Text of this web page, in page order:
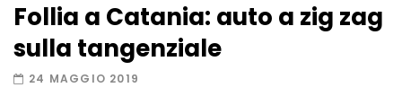
Un metro di neve in poche ore a Prato
Nevoso
Follia a Catania: auto a zig zag
sulla tangenziale
24 MAGGIO 2019